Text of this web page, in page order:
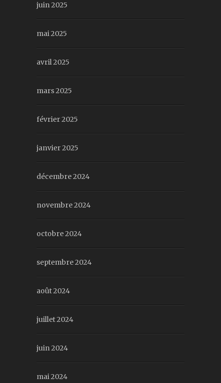
juin 2025
mai 2025
avril 2025
mars 2025
février 2025
janvier 2025
décembre 2024
novembre 2024
octobre 2024
septembre 2024
août 2024
juillet 2024
juin 2024
mai 2024